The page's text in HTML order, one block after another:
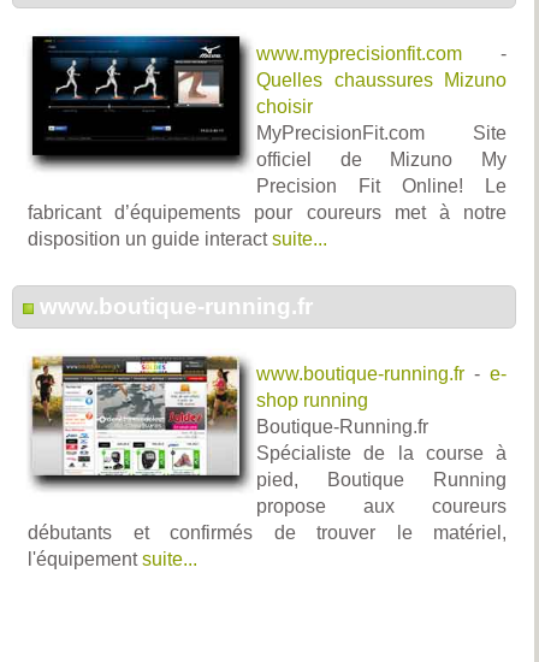
www.myprecisionfit.com -
Quelles chaussures Mizuno
choisir
MyPrecisionFit.com Site
officiel de Mizuno My
Precision Fit Online! Le
fabricant d’équipements pour coureurs met à notre
disposition un guide interactsuite...
www.boutique-running.fr
www.boutique-running.fr - e-
shop running
Boutique-Running.fr
Spécialiste de la course à
pied, Boutique Running
propose aux coureurs
débutants et confirmés de trouver le matériel,
l'équipementsuite...